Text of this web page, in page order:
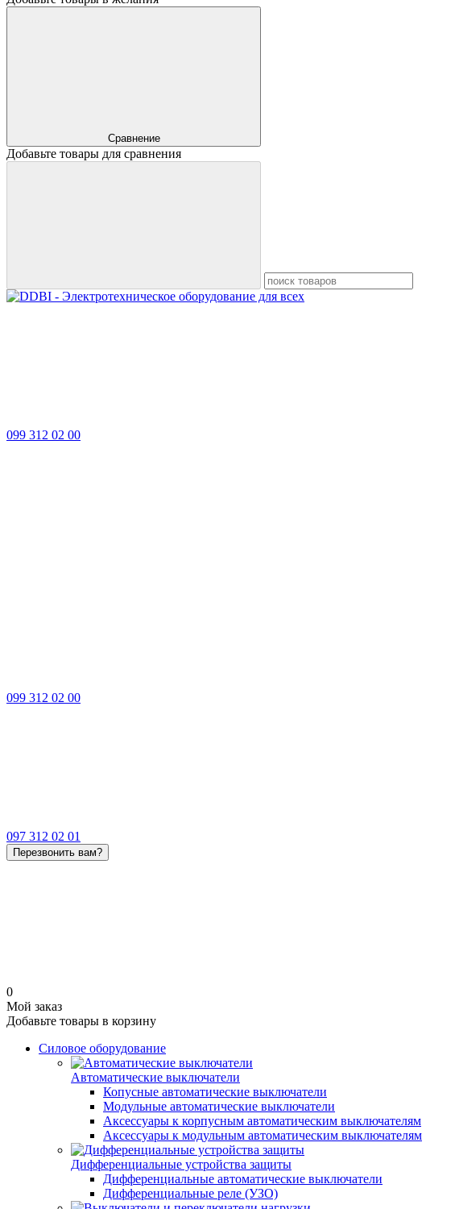
Сравнение
Добавьте товары для сравнения
099 312 02 00
099 312 02 00
097 312 02 01
Перезвонить вам?
0
Мой заказ
Добавьте товары в корзину
Силовое оборудование
Автоматические выключатели
Копусные автоматические выключатели
Модульные автоматические выключатели
Аксессуары к корпусным автоматическим выключателям
Аксессуары к модульным автоматическим выключателям
Дифференциальные устройства защиты
Дифференциальные автоматические выключатели
Дифференциальные реле (УЗО)